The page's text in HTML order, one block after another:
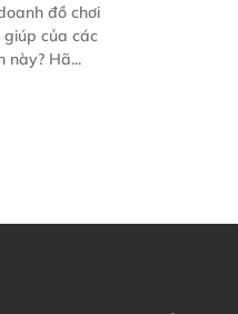
đồ chơi
giúp của các
này? Hã...